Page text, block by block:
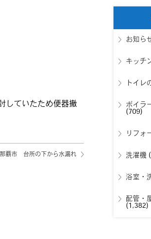
していたため便器撤
那覇市 台所の下から水漏れ
お知ら
キッチ
トイレ
ボイラ
(709)
リフォ
洗濯機
浴室・
配管・
(1,382)